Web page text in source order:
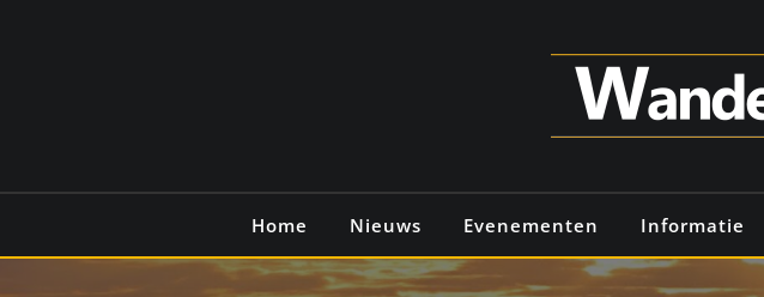
Home Nieuws Evenementen Informatie